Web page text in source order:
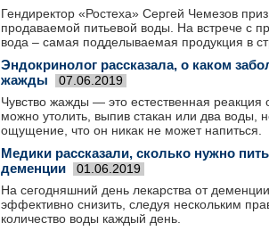
Гендиректор «Ростеха» Сергей Чемезов
продаваемой питьевой воды. На встрече с
вода – самая подделываемая продукция в
Эндокринолог рассказала, о каком
жажды
07.06.2019
Чувство жажды — это естественная
можно утолить, выпив стакан или два воды,
ощущение, что он никак не может напиться.
Медики рассказали, сколько нужно
деменции
01.06.2019
На сегодняшний день лекарства от
эффективно снизить, следуя нескольким
количество воды каждый день.